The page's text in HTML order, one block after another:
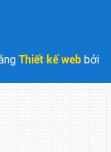
Thiết kế web bởi